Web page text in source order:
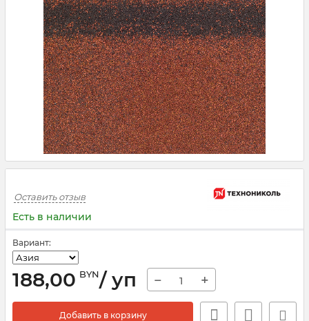
Оставить отзыв
Есть в наличии
Вариант:
188,00 BYN/ уп − +
Добавить в корзину